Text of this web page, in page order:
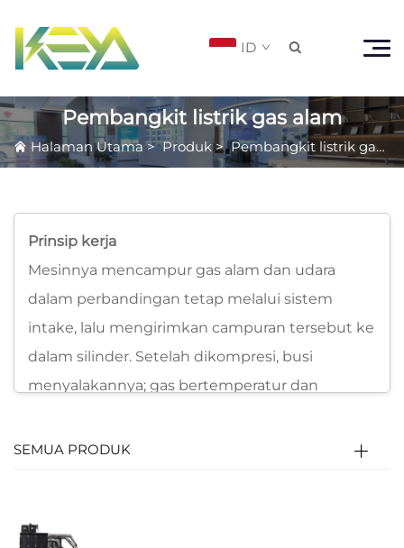
ID 
Pembangkit listrik gas alam
Halaman Utama >Produk>Pembangkit listrik gas alam
Prinsip kerja
Mesinnya mencampur gas alam dan udara
dalam perbandingan tetap melalui sistem
intake, lalu mengirimkan campuran tersebut ke
dalam silinder. Setelah dikompresi, busi
menyalakannya; gas bertemperatur dan
menggerakkan poros engkol (energi termal →
menghasilkan listrik (energi mekanik → energi
SEMUA PRODUK